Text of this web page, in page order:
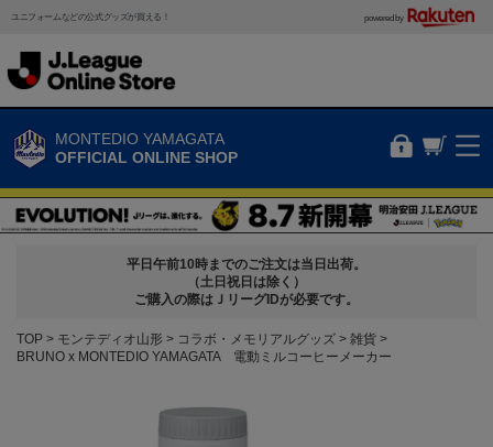
ユニフォームなどの公式グッズが買える！ powered by
MONTEDIO YAMAGATA
OFFICIAL ONLINE SHOP
平日午前10時までのご注文は当日出荷。
（土日祝日は除く）
ご購入の際はＪリーグIDが必要です。
TOP モンテディオ山形 コラボ・メモリアルグッズ
雑貨
BRUNO x MONTEDIO YAMAGATA 電動ミルコーヒーメーカー